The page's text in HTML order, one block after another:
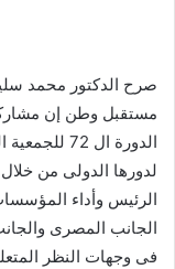
صرح الدكتور محمد
مستقبل وطن إن
الدورة ال
لدورها الدولى من
الرئيس وأداء
الجانب المصرى
فى وجهات النظر